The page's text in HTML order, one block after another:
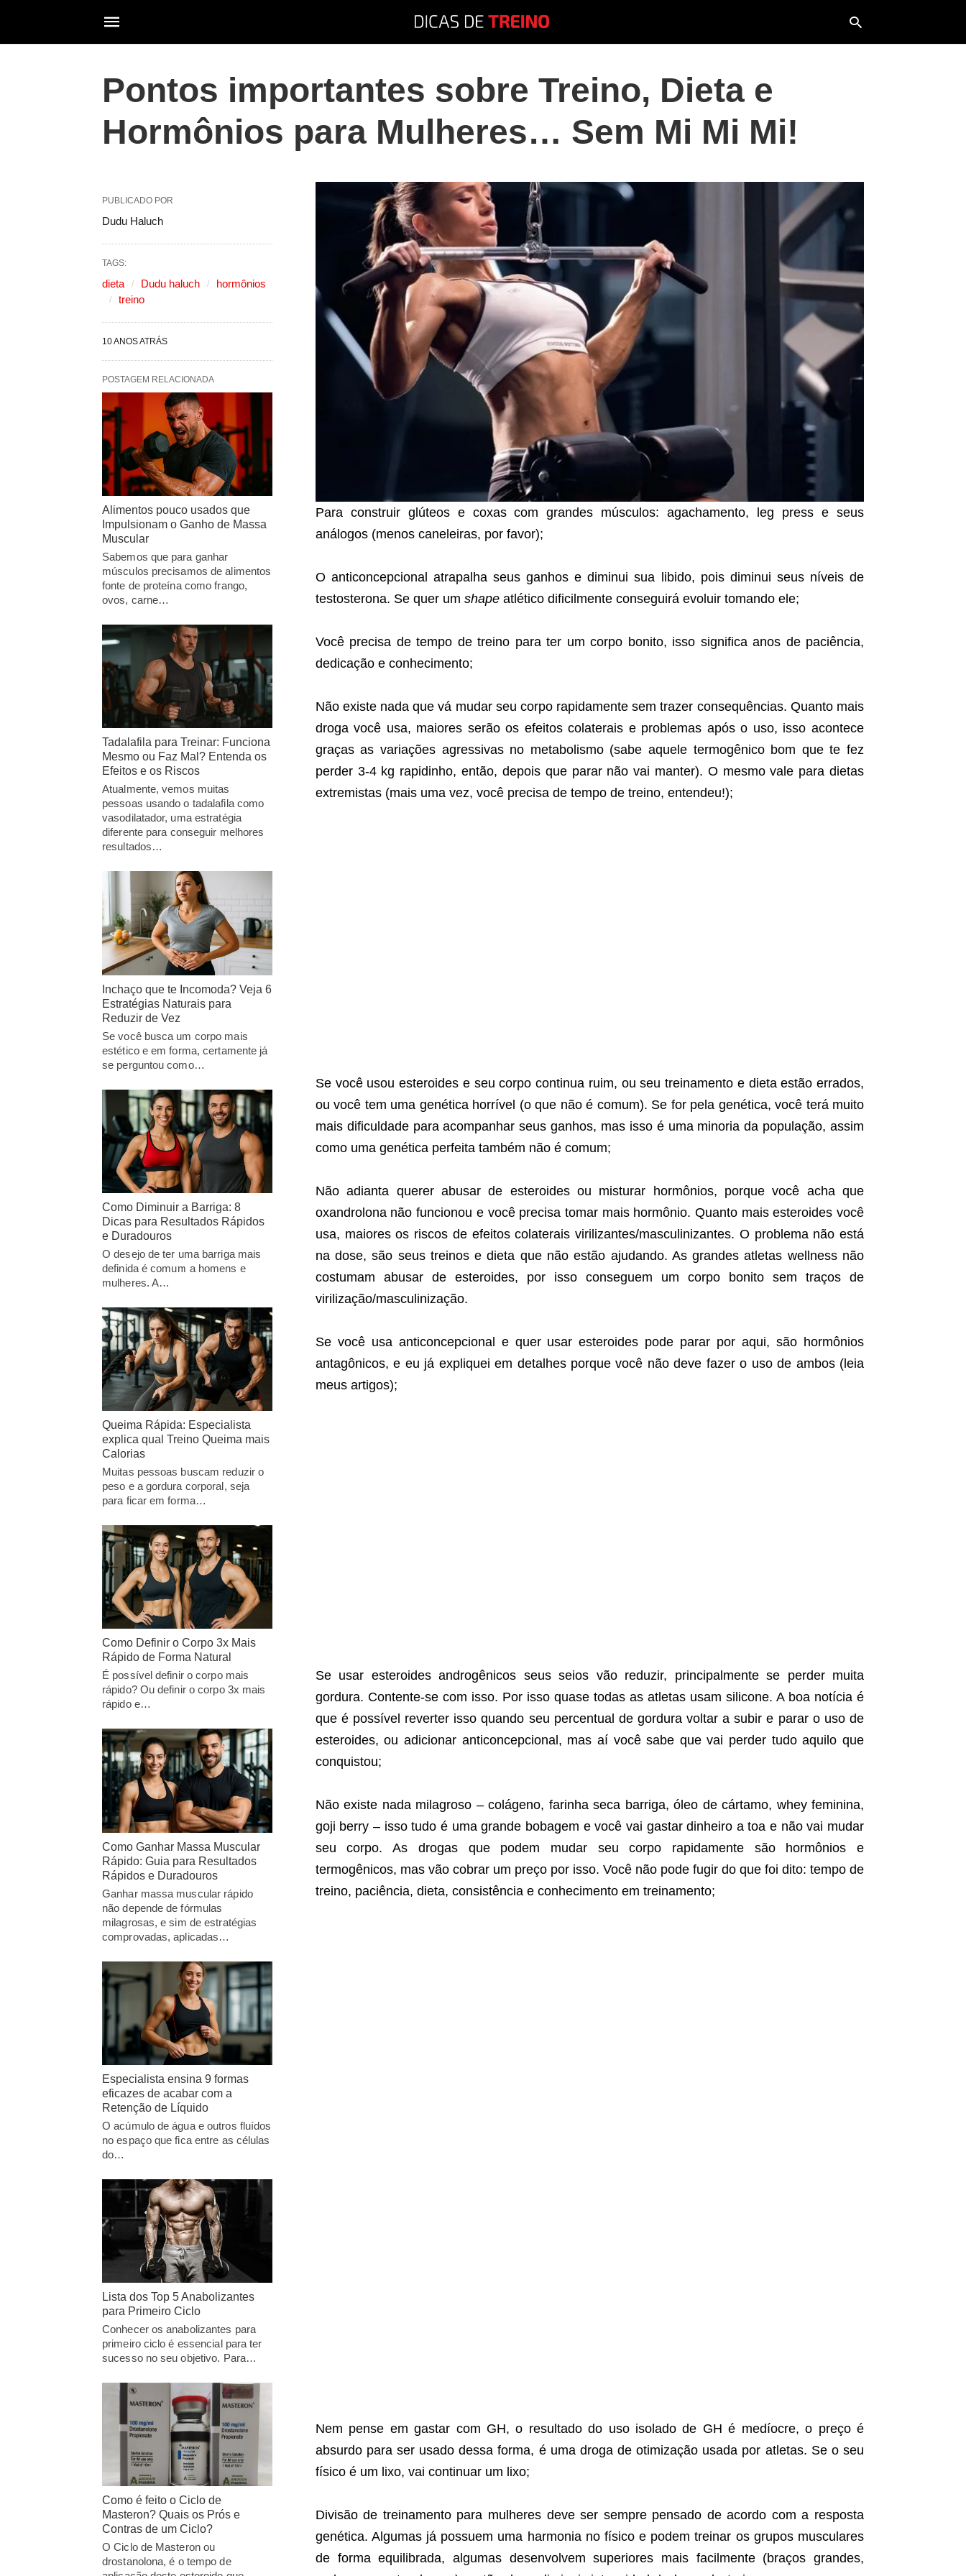
Pontos importantes sobre Treino, Dieta e
Hormônios para Mulheres… Sem Mi Mi Mi!
Para construir glúteos e coxas com grandes músculos: agachamento, leg press e seus
análogos (menos caneleiras, por favor);
O anticoncepcional atrapalha seus ganhos e diminui sua libido, pois diminui seus níveis de
testosterona. Se quer um shapeatlético dificilmente conseguirá evoluir tomando ele;
Você precisa de tempo de treino para ter um corpo bonito, isso significa anos de paciência,
dedicação e conhecimento;
Não existe nada que vá mudar seu corpo rapidamente sem trazer consequências. Quanto mais
droga você usa, maiores serão os efeitos colaterais e problemas após o uso, isso acontece
graças as variações agressivas no metabolismo (sabe aquele termogênico bom que te fez
perder 3-4 kg rapidinho, então, depois que parar não vai manter). O mesmo vale para dietas
extremistas (mais uma vez, você precisa de tempo de treino, entendeu!);
Se você usou esteroides e seu corpo continua ruim, ou seu treinamento e dieta estão errados,
ou você tem uma genética horrível (o que não é comum). Se for pela genética, você terá muito
mais dificuldade para acompanhar seus ganhos, mas isso é uma minoria da população, assim
como uma genética perfeita também não é comum;
Não adianta querer abusar de esteroides ou misturar hormônios, porque você acha que
oxandrolona não funcionou e você precisa tomar mais hormônio. Quanto mais esteroides você
usa, maiores os riscos de efeitos colaterais virilizantes/masculinizantes. O problema não está
na dose, são seus treinos e dieta que não estão ajudando. As grandes atletas wellness não
costumam abusar de esteroides, por isso conseguem um corpo bonito sem traços de
virilização/masculinização.
Se você usa anticoncepcional e quer usar esteroides pode parar por aqui, são hormônios
antagônicos, e eu já expliquei em detalhes porque você não deve fazer o uso de ambos (leia
meus artigos);
Se usar esteroides androgênicos seus seios vão reduzir, principalmente se perder muita
gordura. Contente-se com isso. Por isso quase todas as atletas usam silicone. A boa notícia é
que é possível reverter isso quando seu percentual de gordura voltar a subir e parar o uso de
esteroides, ou adicionar anticoncepcional, mas aí você sabe que vai perder tudo aquilo que
conquistou;
Não existe nada milagroso – colágeno, farinha seca barriga, óleo de cártamo, whey feminina,
goji berry – isso tudo é uma grande bobagem e você vai gastar dinheiro a toa e não vai mudar
seu corpo. As drogas que podem mudar seu corpo rapidamente são hormônios e
termogênicos, mas vão cobrar um preço por isso. Você não pode fugir do que foi dito: tempo de
treino, paciência, dieta, consistência e conhecimento em treinamento;
Nem pense em gastar com GH, o resultado do uso isolado de GH é medíocre, o preço é
absurdo para ser usado dessa forma, é uma droga de otimização usada por atletas. Se o seu
físico é um lixo, vai continuar um lixo;
Divisão de treinamento para mulheres deve ser sempre pensado de acordo com a resposta
genética. Algumas já possuem uma harmonia no físico e podem treinar os grupos musculares
de forma equilibrada, algumas desenvolvem superiores mais facilmente (braços grandes,
PUBLICADO POR
Dudu Haluch
TAGS:
dieta Dudu haluch
hormônios
treino
10 ANOS ATRÁS
POSTAGEM RELACIONADA
Alimentos pouco usados que
Impulsionam o Ganho de Massa
Muscular
Sabemos que para ganhar
músculos precisamos de alimentos
fonte de proteína como frango,
ovos, carne…
Tadalafila para Treinar: Funciona
Mesmo ou Faz Mal? Entenda os
Efeitos e os Riscos
Atualmente, vemos muitas
pessoas usando o tadalafila como
vasodilatador, uma estratégia
diferente para conseguir melhores
resultados…
Inchaço que te Incomoda? Veja 6
Estratégias Naturais para
Reduzir de Vez
Se você busca um corpo mais
estético e em forma, certamente já
se perguntou como…
Como Diminuir a Barriga: 8
Dicas para Resultados Rápidos
e Duradouros
O desejo de ter uma barriga mais
definida é comum a homens e
mulheres. A…
Queima Rápida: Especialista
explica qual Treino Queima mais
Calorias
Muitas pessoas buscam reduzir o
peso e a gordura corporal, seja
para ficar em forma…
Como Definir o Corpo 3x Mais
Rápido de Forma Natural
É possível definir o corpo mais
rápido? Ou definir o corpo 3x mais
rápido e…
Como Ganhar Massa Muscular
Rápido: Guia para Resultados
Rápidos e Duradouros
Ganhar massa muscular rápido
não depende de fórmulas
milagrosas, e sim de estratégias
comprovadas, aplicadas…
Especialista ensina 9 formas
eficazes de acabar com a
Retenção de Líquido
O acúmulo de água e outros fluídos
no espaço que fica entre as células
do…
Lista dos Top 5 Anabolizantes
para Primeiro Ciclo
Conhecer os anabolizantes para
primeiro ciclo é essencial para ter
sucesso no seu objetivo. Para…
Como é feito o Ciclo de
Masteron? Quais os Prós e
Contras de um Ciclo?
O Ciclo de Masteron ou
drostanolona, é o tempo de